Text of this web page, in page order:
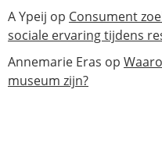
A Ypeij op Consument
sociale ervaring tijdens
Annemarie Eras op
museum zijn?